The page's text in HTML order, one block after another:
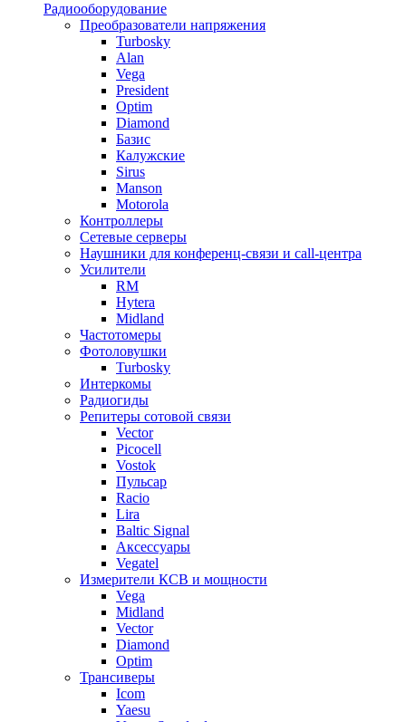
Радиооборудование
Преобразователи напряжения
Turbosky
Alan
Vega
President
Optim
Diamond
Базис
Калужские
Sirus
Manson
Motorola
Контроллеры
Сетевые серверы
Наушники для конференц-связи и call-центра
Усилители
RM
Hytera
Midland
Частотомеры
Фотоловушки
Turbosky
Интеркомы
Радиогиды
Репитеры сотовой связи
Vector
Picocell
Vostok
Пульсар
Racio
Lira
Baltic Signal
Аксессуары
Vegatel
Измерители КСВ и мощности
Vega
Midland
Vector
Diamond
Optim
Трансиверы
Icom
Yaesu